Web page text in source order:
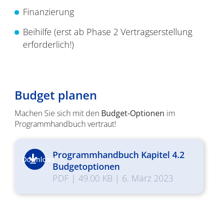
Finanzierung
Beihilfe (erst ab Phase 2 Vertragserstellung
erforderlich!)
Budget planen
Machen Sie sich mit den Budget-Optionen im
Programmhandbuch vertraut!
DownloadProgrammhandbuch Kapitel 4.2
Budgetoptionen
PDF| 49.00 KB | 6. März 2023